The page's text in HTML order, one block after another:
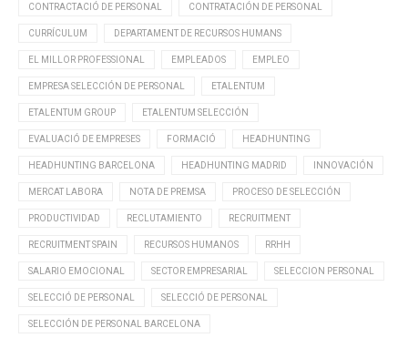
CONTRACTACIÓ DE PERSONAL CONTRATACIÓN DE PERSONAL
CURRÍCULUM DEPARTAMENT DE RECURSOS HUMANS
EL MILLOR PROFESSIONAL EMPLEADOS EMPLEO
EMPRESA SELECCIÓN DE PERSONAL ETALENTUM
ETALENTUM GROUP ETALENTUM SELECCIÓN
EVALUACIÓ DE EMPRESES FORMACIÓ HEADHUNTING
HEADHUNTING BARCELONA HEADHUNTING MADRID INNOVACIÓN
MERCAT LABORA NOTA DE PREMSA PROCESO DE SELECCIÓN
PRODUCTIVIDAD RECLUTAMIENTO RECRUITMENT
RECRUITMENT SPAIN RECURSOS HUMANOS RRHH
SALARIO EMOCIONAL SECTOR EMPRESARIAL SELECCION PERSONAL
SELECCIÓ DE PERSONAL SELECCIÓ DE PERSONAL
SELECCIÓN DE PERSONAL BARCELONA